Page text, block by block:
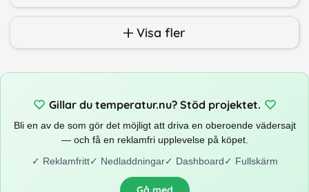
Visa fler
Gillar du temperatur.nu? Stöd projektet.
Bli en av de som gör det möjligt att driva en oberoende vädersajt
— och få en reklamfri upplevelse på köpet.
✓ Reklamfritt✓ Nedladdningar✓ Dashboard✓ Fullskärm